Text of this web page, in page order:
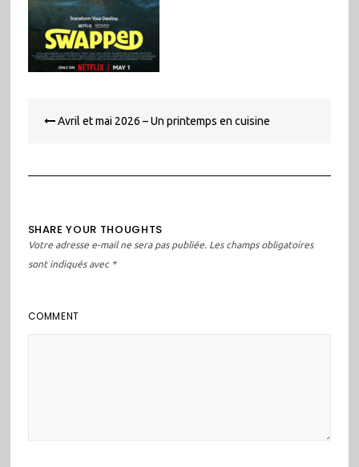
de Avril et mai 2026 – Un printemps en cuisine
SHARE YOUR THOUGHTS
Votre adresse e-mail ne sera pas publiée. Les champs obligatoires
sont indiqués avec *
COMMENT